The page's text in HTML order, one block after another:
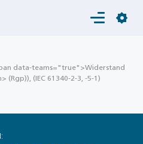
Login
data-teams="true">Widerstand
(Rgp)), (IEC 61340-2-3, -5-1)